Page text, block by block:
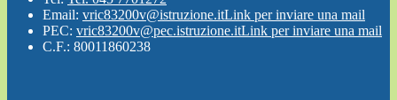
Email: vric83200v@istruzione.itLink per inviare una mail
PEC: vric83200v@pec.istruzione.itLink per inviare una mail
C.F.: 80011860238